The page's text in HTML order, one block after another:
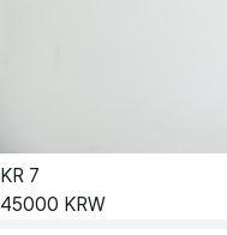
KR 7
45000 KRW